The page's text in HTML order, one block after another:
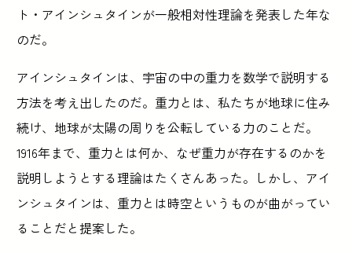
ト・アインシュタインが一般相対性理論を発表した年な
のだ。
アインシュタインは、宇宙の中の重力を数学で説明する
方法を考え出したのだ。重力とは、私たちが地球に住み
続け、地球が太陽の周りを公転している力のことだ。
1916年まで、重力とは何か、なぜ重力が存在するのかを
説明しようとする理論はたくさんあった。しかし、アイ
ンシュタインは、重力とは時空というものが曲がってい
ることだと提案した。